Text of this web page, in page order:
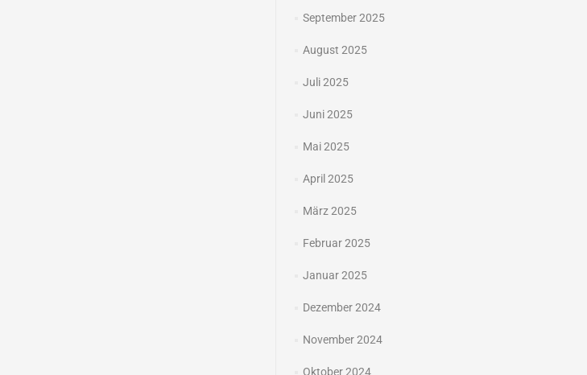
September 2025
August 2025
Juli 2025
Juni 2025
Mai 2025
April 2025
März 2025
Februar 2025
Januar 2025
Dezember 2024
November 2024
Oktober 2024